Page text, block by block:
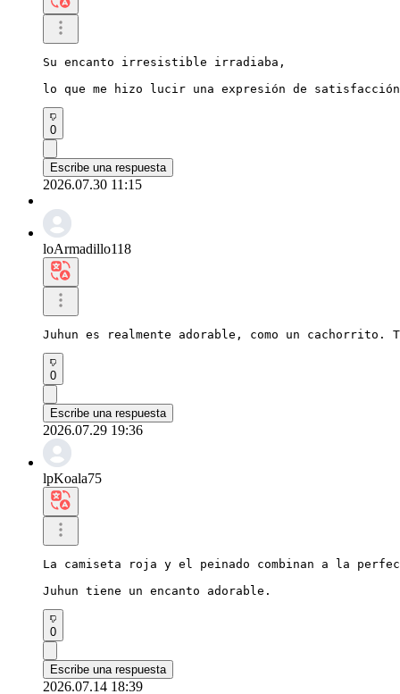
Su encanto irresistible irradiaba,
lo que me hizo lucir una expresión de
0
Escribe una respuesta
2026.07.30 11:15
loArmadillo118
Juhun es realmente adorable, como un
0
Escribe una respuesta
2026.07.29 19:36
lpKoala75
La camiseta roja y el peinado combinan a la
Juhun tiene un encanto adorable.
0
Escribe una respuesta
2026.07.14 18:39